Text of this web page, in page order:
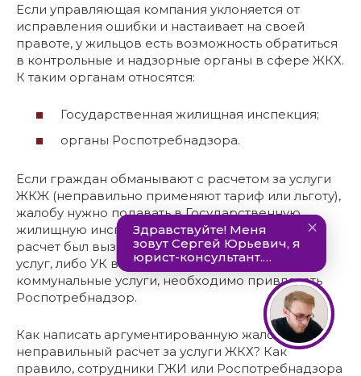
Если управляющая компания уклоняется от
исправления ошибки и настаивает на своей
правоте, у жильцов есть возможность обратиться
в контрольные и надзорные органы в сфере ЖКХ.
К таким органам относятся:
Государственная жилищная инспекция;
органы Роспотребнадзора.
Если граждан обманывают с расчетом за услуги
ЖКЖ (неправильно применяют тариф или льготу),
жалобу нужно подавать в Государственную
жилищную инспекцию. Если неправильный
расчет был вызван некачественным оказанием
услуг, либо УК вообще не предоставляла
коммунальные услуги, необходимо привлекать
Роспотребнадзор.
Как написать аргументированную жалобу на
неправильный расчет за услуги ЖКХ? Как
правило, сотрудники ГЖИ или Роспотребнадзора